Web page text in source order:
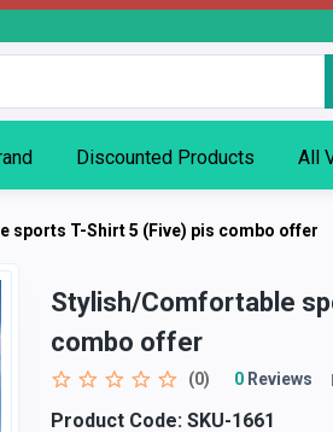
Discounted Products All
sports T-Shirt 5 (Five) pis combo offer
Stylish/Comfortable
combo offer
(0) 0Reviews
Product Code:SKU-1661